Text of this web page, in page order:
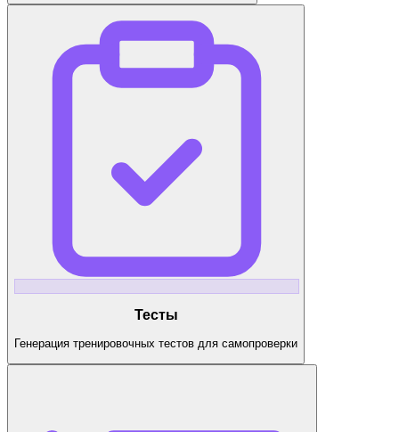
Тесты
Генерация тренировочных тестов для самопроверки